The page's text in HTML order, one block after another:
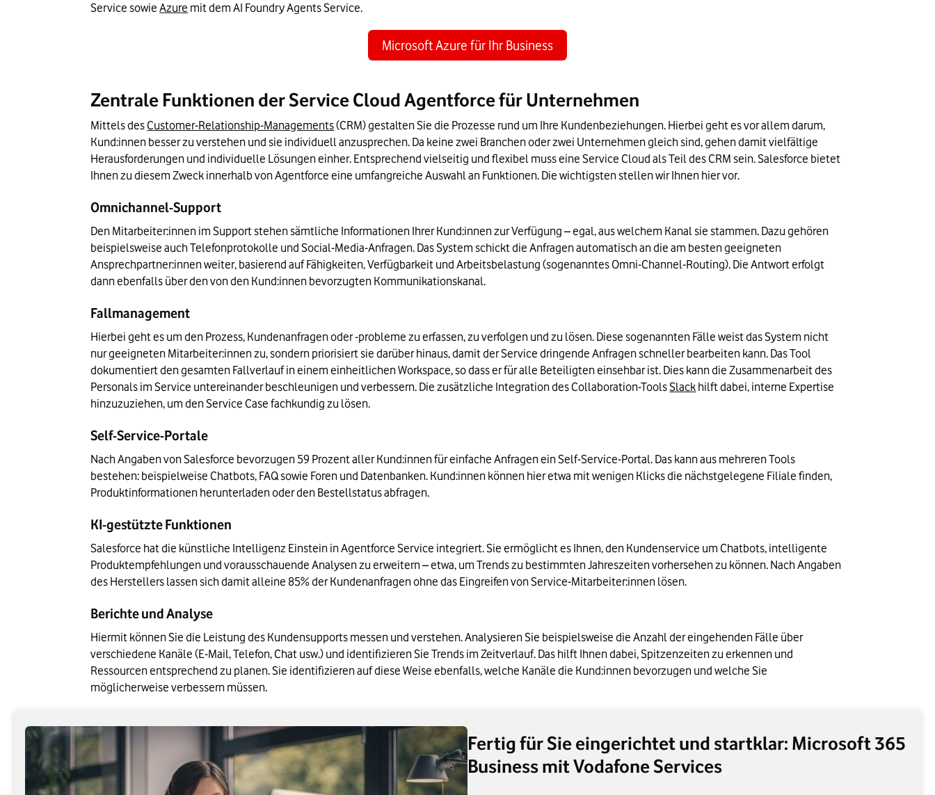
Service sowie Azure mit dem AI Foundry Agents Service.
Microsoft Azure für Ihr Business
Zentrale Funktionen der Service Cloud Agentforce für Unternehmen
Mittels des Customer-Relationship-Managements (CRM) gestalten Sie die Prozesse rund um Ihre Kundenbeziehungen. Hierbei geht es vor allem darum,
Kund:innen besser zu verstehen und sie individuell anzusprechen. Da keine zwei Branchen oder zwei Unternehmen gleich sind, gehen damit vielfältige
Herausforderungen und individuelle Lösungen einher. Entsprechend vielseitig und flexibel muss eine Service Cloud als Teil des CRM sein. Salesforce bietet
Ihnen zu diesem Zweck innerhalb von Agentforce eine umfangreiche Auswahl an Funktionen. Die wichtigsten stellen wir Ihnen hier vor.
Omnichannel-Support
Den Mitarbeiter:innen im Support stehen sämtliche Informationen Ihrer Kund:innen zur Verfügung – egal, aus welchem Kanal sie stammen. Dazu gehören
beispielsweise auch Telefonprotokolle und Social-Media-Anfragen. Das System schickt die Anfragen automatisch an die am besten geeigneten
Ansprechpartner:innen weiter, basierend auf Fähigkeiten, Verfügbarkeit und Arbeitsbelastung (sogenanntes Omni-Channel-Routing). Die Antwort erfolgt
dann ebenfalls über den von den Kund:innen bevorzugten Kommunikationskanal.
Fallmanagement
Hierbei geht es um den Prozess, Kundenanfragen oder -probleme zu erfassen, zu verfolgen und zu lösen. Diese sogenannten Fälle weist das System nicht
nur geeigneten Mitarbeiter:innen zu, sondern priorisiert sie darüber hinaus, damit der Service dringende Anfragen schneller bearbeiten kann. Das Tool
dokumentiert den gesamten Fallverlauf in einem einheitlichen Workspace, so dass er für alle Beteiligten einsehbar ist. Dies kann die Zusammenarbeit des
Personals im Service untereinander beschleunigen und verbessern. Die zusätzliche Integration des Collaboration-Tools Slack hilft dabei, interne Expertise
hinzuzuziehen, um den Service Case fachkundig zu lösen.
Self-Service-Portale
Nach Angaben von Salesforce bevorzugen 59 Prozent aller Kund:innen für einfache Anfragen ein Self-Service-Portal. Das kann aus mehreren Tools
bestehen: beispielweise Chatbots, FAQ sowie Foren und Datenbanken. Kund:innen können hier etwa mit wenigen Klicks die nächstgelegene Filiale finden,
Produktinformationen herunterladen oder den Bestellstatus abfragen.
KI-gestützte Funktionen
Salesforce hat die künstliche Intelligenz Einstein in Agentforce Service integriert. Sie ermöglicht es Ihnen, den Kundenservice um Chatbots, intelligente
Produktempfehlungen und vorausschauende Analysen zu erweitern – etwa, um Trends zu bestimmten Jahreszeiten vorhersehen zu können. Nach Angaben
des Herstellers lassen sich damit alleine 85% der Kundenanfragen ohne das Eingreifen von Service-Mitarbeiter:innen lösen.
Berichte und Analyse
Hiermit können Sie die Leistung des Kundensupports messen und verstehen. Analysieren Sie beispielsweise die Anzahl der eingehenden Fälle über
verschiedene Kanäle (E-Mail, Telefon, Chat usw.) und identifizieren Sie Trends im Zeitverlauf. Das hilft Ihnen dabei, Spitzenzeiten zu erkennen und
Ressourcen entsprechend zu planen. Sie identifizieren auf diese Weise ebenfalls, welche Kanäle die Kund:innen bevorzugen und welche Sie
möglicherweise verbessern müssen.
Fertig für Sie eingerichtet und startklar: Microsoft 365
Business mit Vodafone Services